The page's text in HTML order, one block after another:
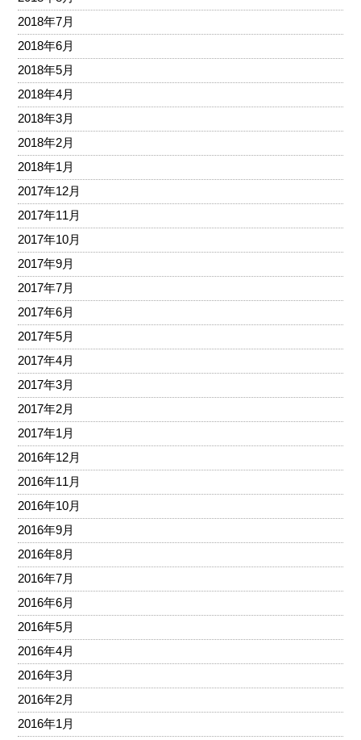
2018年7月
2018年6月
2018年5月
2018年4月
2018年3月
2018年2月
2018年1月
2017年12月
2017年11月
2017年10月
2017年9月
2017年7月
2017年6月
2017年5月
2017年4月
2017年3月
2017年2月
2017年1月
2016年12月
2016年11月
2016年10月
2016年9月
2016年8月
2016年7月
2016年6月
2016年5月
2016年4月
2016年3月
2016年2月
2016年1月